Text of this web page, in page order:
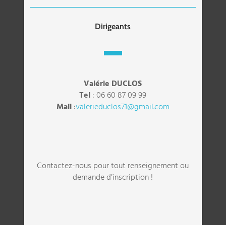
Dirigeants
Valérie DUCLOS
Tel :06 60 87 09 99
Mail:valerieduclos71@gmail.com
Contactez-nous pour tout renseignement ou
demande d’inscription !